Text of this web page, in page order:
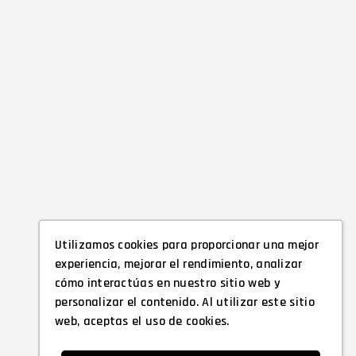
Utilizamos cookies para proporcionar una mejor
experiencia, mejorar el rendimiento, analizar
cómo interactúas en nuestro sitio web y
personalizar el contenido. Al utilizar este sitio
web, aceptas el uso de cookies.